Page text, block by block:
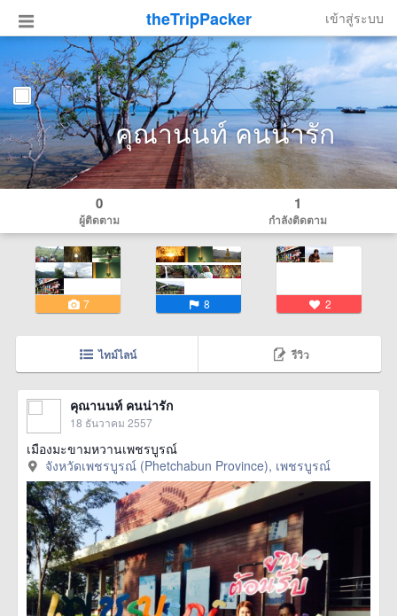
theTripPacker เข้าสู่ระบบ
คุณานนท์ คนน่ารัก
0
ผู้ติดตาม
1
กำลังติดตาม
7 8 2
ไทม์ไลน์ รีวิว
คุณานนท์ คนน่ารัก
18 ธันวาคม 2557
เมืองมะขามหวานเพชรบูรณ์
จังหวัดเพชรบูรณ์ (Phetchabun Province), เพชรบูรณ์